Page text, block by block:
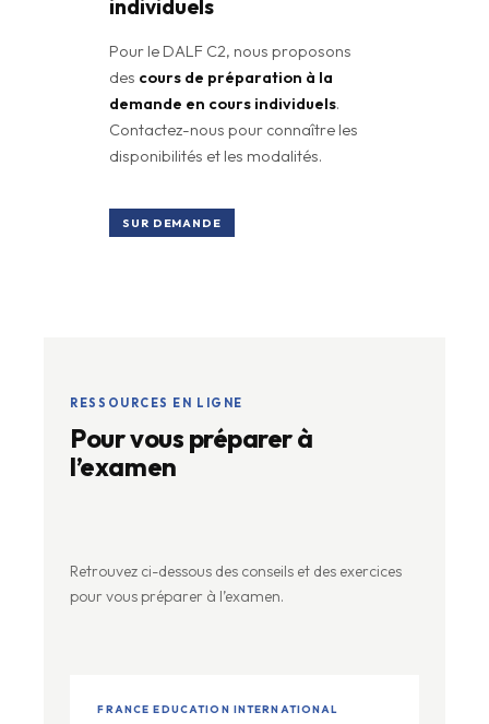
individuels
Pour le DALF C2, nous proposons
des cours de préparation à la
demande en cours individuels.
Contactez-nous pour connaître les
disponibilités et les modalités.
SUR DEMANDE
RESSOURCES EN LIGNE
Pour vous préparer à
l’examen
Retrouvez ci-dessous des conseils et des exercices
pour vous préparer à l’examen.
FRANCE EDUCATION INTERNATIONAL